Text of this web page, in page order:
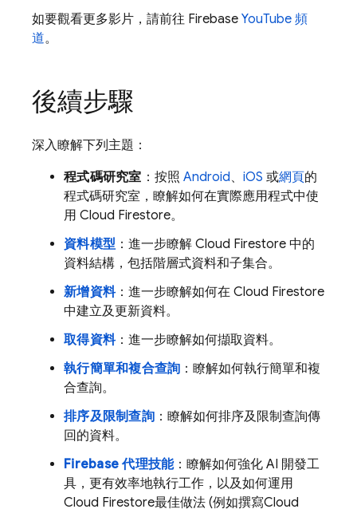
如要觀看更多影片，請前往 Firebase YouTube 頻
道。
後續步驟
深入瞭解下列主題：
程式碼研究室 ：按照 Android、 iOS 或網頁的
程式碼研究室，瞭解如何在實際應用程式中使
用 Cloud Firestore。
資料模型 ：進一步瞭解 Cloud Firestore 中的
資料結構，包括階層式資料和子集合。
新增資料：進一步瞭解如何在 Cloud Firestore
中建立及更新資料。
取得資料：進一步瞭解如何擷取資料。
執行簡單和複合查詢 ：瞭解如何執行簡單和複
合查詢。
排序及限制查詢：瞭解如何排序及限制查詢傳
回的資料。
Firebase 代理技能：瞭解如何強化 AI 開發工
具，更有效率地執行工作，以及如何運用
Cloud Firestore最佳做法 (例如撰寫Cloud